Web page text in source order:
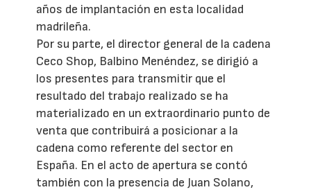
años de implantación en esta localidad
madrileña.
Por su parte, el director general de la cadena
Ceco Shop, Balbino Menéndez, se dirigió a
los presentes para transmitir que el
resultado del trabajo realizado se ha
materializado en un extraordinario punto de
venta que contribuirá a posicionar a la
cadena como referente del sector en
España. En el acto de apertura se contó
también con la presencia de Juan Solano,